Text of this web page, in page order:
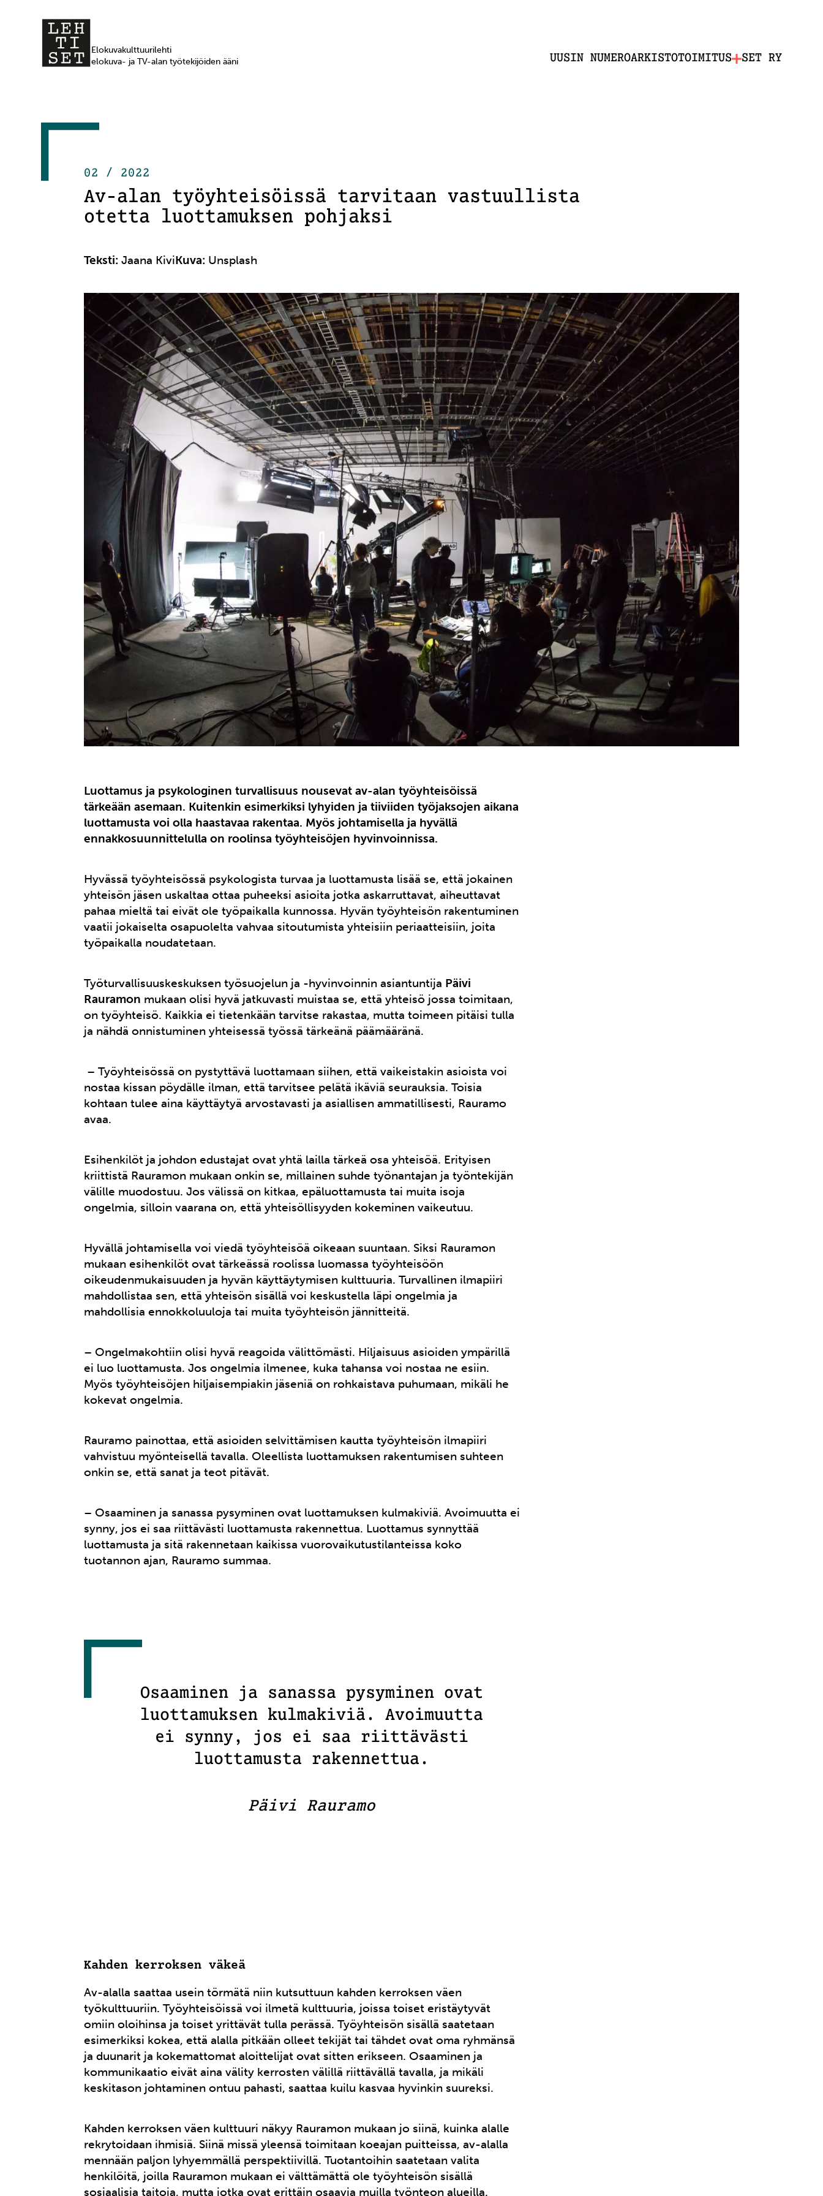
Elokuvakulttuurilehti
elokuva- ja TV-alan työtekijöiden ääni
UUSIN NUMEROARKISTOTOIMITUS SET RY
02 / 2022
Av-alan työyhteisöissä tarvitaan vastuullista
otetta luottamuksen pohjaksi
Teksti:Jaana KiviKuva: Unsplash
Luottamus ja psykologinen turvallisuus nousevat av-alan työyhteisöissä
tärkeään asemaan. Kuitenkin esimerkiksi lyhyiden ja tiiviiden työjaksojen aikana
luottamusta voi olla haastavaa rakentaa. Myös johtamisella ja hyvällä
ennakkosuunnittelulla on roolinsa työyhteisöjen hyvinvoinnissa.
Hyvässä työyhteisössä psykologista turvaa ja luottamusta lisää se, että jokainen
yhteisön jäsen uskaltaa ottaa puheeksi asioita jotka askarruttavat, aiheuttavat
pahaa mieltä tai eivät ole työpaikalla kunnossa. Hyvän työyhteisön rakentuminen
vaatii jokaiselta osapuolelta vahvaa sitoutumista yhteisiin periaatteisiin, joita
työpaikalla noudatetaan.
Työturvallisuuskeskuksen työsuojelun ja -hyvinvoinnin asiantuntija Päivi
Rauramon mukaan olisi hyvä jatkuvasti muistaa se, että yhteisö jossa toimitaan,
on työyhteisö. Kaikkia ei tietenkään tarvitse rakastaa, mutta toimeen pitäisi tulla
ja nähdä onnistuminen yhteisessä työssä tärkeänä päämääränä.
– Työyhteisössä on pystyttävä luottamaan siihen, että vaikeistakin asioista voi
nostaa kissan pöydälle ilman, että tarvitsee pelätä ikäviä seurauksia. Toisia
kohtaan tulee aina käyttäytyä arvostavasti ja asiallisen ammatillisesti, Rauramo
avaa.
Esihenkilöt ja johdon edustajat ovat yhtä lailla tärkeä osa yhteisöä. Erityisen
kriittistä Rauramon mukaan onkin se, millainen suhde työnantajan ja työntekijän
välille muodostuu. Jos välissä on kitkaa, epäluottamusta tai muita isoja
ongelmia, silloin vaarana on, että yhteisöllisyyden kokeminen vaikeutuu.
Hyvällä johtamisella voi viedä työyhteisöä oikeaan suuntaan. Siksi Rauramon
mukaan esihenkilöt ovat tärkeässä roolissa luomassa työyhteisöön
oikeudenmukaisuuden ja hyvän käyttäytymisen kulttuuria. Turvallinen ilmapiiri
mahdollistaa sen, että yhteisön sisällä voi keskustella läpi ongelmia ja
mahdollisia ennokkoluuloja tai muita työyhteisön jännitteitä.
– Ongelmakohtiin olisi hyvä reagoida välittömästi. Hiljaisuus asioiden ympärillä
ei luo luottamusta. Jos ongelmia ilmenee, kuka tahansa voi nostaa ne esiin.
Myös työyhteisöjen hiljaisempiakin jäseniä on rohkaistava puhumaan, mikäli he
kokevat ongelmia.
Rauramo painottaa, että asioiden selvittämisen kautta työyhteisön ilmapiiri
vahvistuu myönteisellä tavalla. Oleellista luottamuksen rakentumisen suhteen
onkin se, että sanat ja teot pitävät.
– Osaaminen ja sanassa pysyminen ovat luottamuksen kulmakiviä. Avoimuutta ei
synny, jos ei saa riittävästi luottamusta rakennettua. Luottamus synnyttää
luottamusta ja sitä rakennetaan kaikissa vuorovaikutustilanteissa koko
tuotannon ajan, Rauramo summaa.
Osaaminen ja sanassa pysyminen ovat
luottamuksen kulmakiviä. Avoimuutta
ei synny, jos ei saa riittävästi
luottamusta rakennettua.
Päivi Rauramo
Kahden kerroksen väkeä
Av-alalla saattaa usein törmätä niin kutsuttuun kahden kerroksen väen
työkulttuuriin. Työyhteisöissä voi ilmetä kulttuuria, joissa toiset eristäytyvät
omiin oloihinsa ja toiset yrittävät tulla perässä. Työyhteisön sisällä saatetaan
esimerkiksi kokea, että alalla pitkään olleet tekijät tai tähdet ovat oma ryhmänsä
ja duunarit ja kokemattomat aloittelijat ovat sitten erikseen. Osaaminen ja
kommunikaatio eivät aina välity kerrosten välillä riittävällä tavalla, ja mikäli
keskitason johtaminen ontuu pahasti, saattaa kuilu kasvaa hyvinkin suureksi.
Kahden kerroksen väen kulttuuri näkyy Rauramon mukaan jo siinä, kuinka alalle
rekrytoidaan ihmisiä. Siinä missä yleensä toimitaan koeajan puitteissa, av-alalla
mennään paljon lyhyemmällä perspektiivillä. Tuotantoihin saatetaan valita
henkilöitä, joilla Rauramon mukaan ei välttämättä ole työyhteisön sisällä
sosiaalisia taitoja, mutta jotka ovat erittäin osaavia muilla työnteon alueilla.